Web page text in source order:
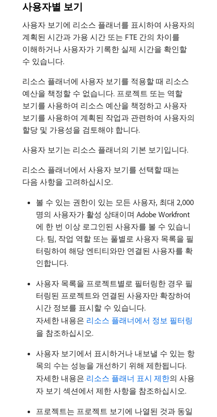
사용자별 보기
사용자 보기에 리소스 플래너를 표시하여 사용자의
계획된 시간과 가용 시간 또는 FTE 간의 차이를
이해하거나 사용자가 기록한 실제 시간을 확인할
수 있습니다.
리소스 플래너에 사용자 보기를 적용할 때 리소스
예산을 책정할 수 없습니다. 프로젝트 또는 역할
보기를 사용하여 리소스 예산을 책정하고 사용자
보기를 사용하여 계획된 작업과 관련하여 사용자의
할당 및 가용성을 검토해야 합니다.
사용자 보기는 리소스 플래너의 기본 보기입니다.
리소스 플래너에서 사용자 보기를 선택할 때는
다음 사항을 고려하십시오.
볼 수 있는 권한이 있는 모든 사용자, 최대 2,000
명의 사용자가 활성 상태이며 Adobe Workfront
에 한 번 이상 로그인된 사용자를 볼 수 있습니
다. 팀, 작업 역할 또는 풀별로 사용자 목록을 필
터링하여 해당 엔티티와만 연결된 사용자를 확
인합니다.
사용자 목록을 프로젝트별로 필터링한 경우 필
터링된 프로젝트와 연결된 사용자만 확장하여
시간 정보를 표시할 수 있습니다.
자세한 내용은 리소스 플래너에서 정보 필터링
을 참조하십시오.
사용자 보기에서 표시하거나 내보낼 수 있는 항
목의 수는 성능을 개선하기 위해 제한됩니다.
자세한 내용은 리소스 플래너 표시 제한의 사용
자 보기 섹션에서 제한 사항을 참조하십시오.
프로젝트는 프로젝트 보기에 나열된 것과 동일